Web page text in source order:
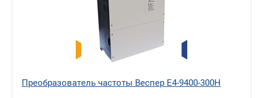
Преобразователь частоты Веспер E4-9400-300H